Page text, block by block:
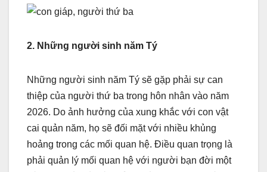
2. Những người sinh năm Tý
Những người sinh năm Tý sẽ gặp phải sự can
thiệp của người thứ ba trong hôn nhân vào năm
2026. Do ảnh hưởng của xung khắc với con vật
cai quản năm, họ sẽ đối mặt với nhiều khủng
hoảng trong các mối quan hệ. Điều quan trọng là
phải quản lý mối quan hệ với người bạn đời một